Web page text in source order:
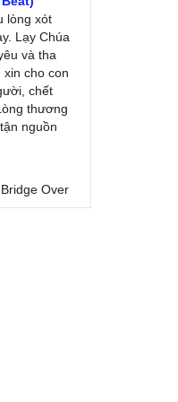
lòng xót
Lạy Chúa
và tha
cho con
chết
thương
nguồn
Over